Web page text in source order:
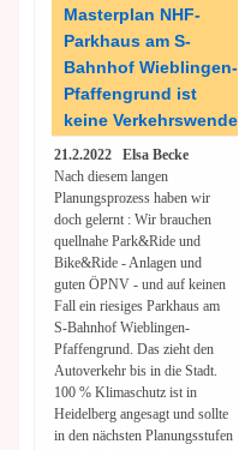
Masterplan NHF-
Parkhaus am S-
Bahnhof Wieblingen-
Pfaffengrund ist
keine Verkehrswende
21.2.2022 Elsa Becke
Nach diesem langen
Planungsprozess haben wir
doch gelernt : Wir brauchen
quellnahe Park&Ride und
Bike&Ride - Anlagen und
guten ÖPNV - und auf keinen
Fall ein riesiges Parkhaus am
S-Bahnhof Wieblingen-
Pfaffengrund. Das zieht den
Autoverkehr bis in die Stadt.
100 % Klimaschutz ist in
Heidelberg angesagt und sollte
in den nächsten Planungsstufen